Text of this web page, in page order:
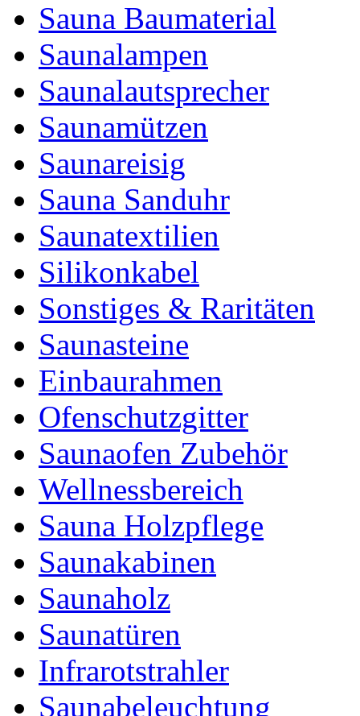
Sauna Baumaterial
Saunalampen
Saunalautsprecher
Saunamützen
Saunareisig
Sauna Sanduhr
Saunatextilien
Silikonkabel
Sonstiges & Raritäten
Saunasteine
Einbaurahmen
Ofenschutzgitter
Saunaofen Zubehör
Wellnessbereich
Sauna Holzpflege
Saunakabinen
Saunaholz
Saunatüren
Infrarotstrahler
Saunabeleuchtung